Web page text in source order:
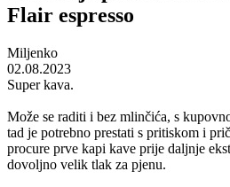
Flair espresso
Miljenko
02.08.2023
Super kava.
Može se raditi i bez mlinčića, s
tad je potrebno prestati s pritiskom i
procure prve kapi kave prije daljnje
dovoljno velik tlak za pjenu.